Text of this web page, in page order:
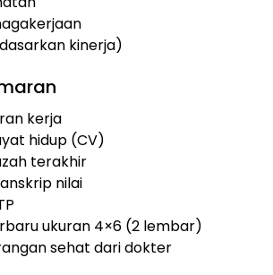
kinerja)
kerja
hidup (CV)
terakhir
nilai
ukuran 4×6 (2 lembar)
sehat dari dokter